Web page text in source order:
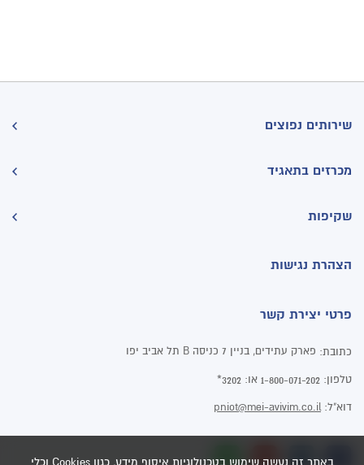
שירותים נפוצים
מכרזים בתאגיד
שקיפות
הצהרת נגישות
פרטי יצירת קשר
כתובת: פארק עתידים, בניין 7 כניסה B תל אביב יפו
טלפון: 1-800-071-202 או: 3202*
דוא"ל: pniot@mei-avivim.co.il
באתר זה נעשה שימוש בטכנולוגיות איסוף מידע, כגון Cookies וכלי